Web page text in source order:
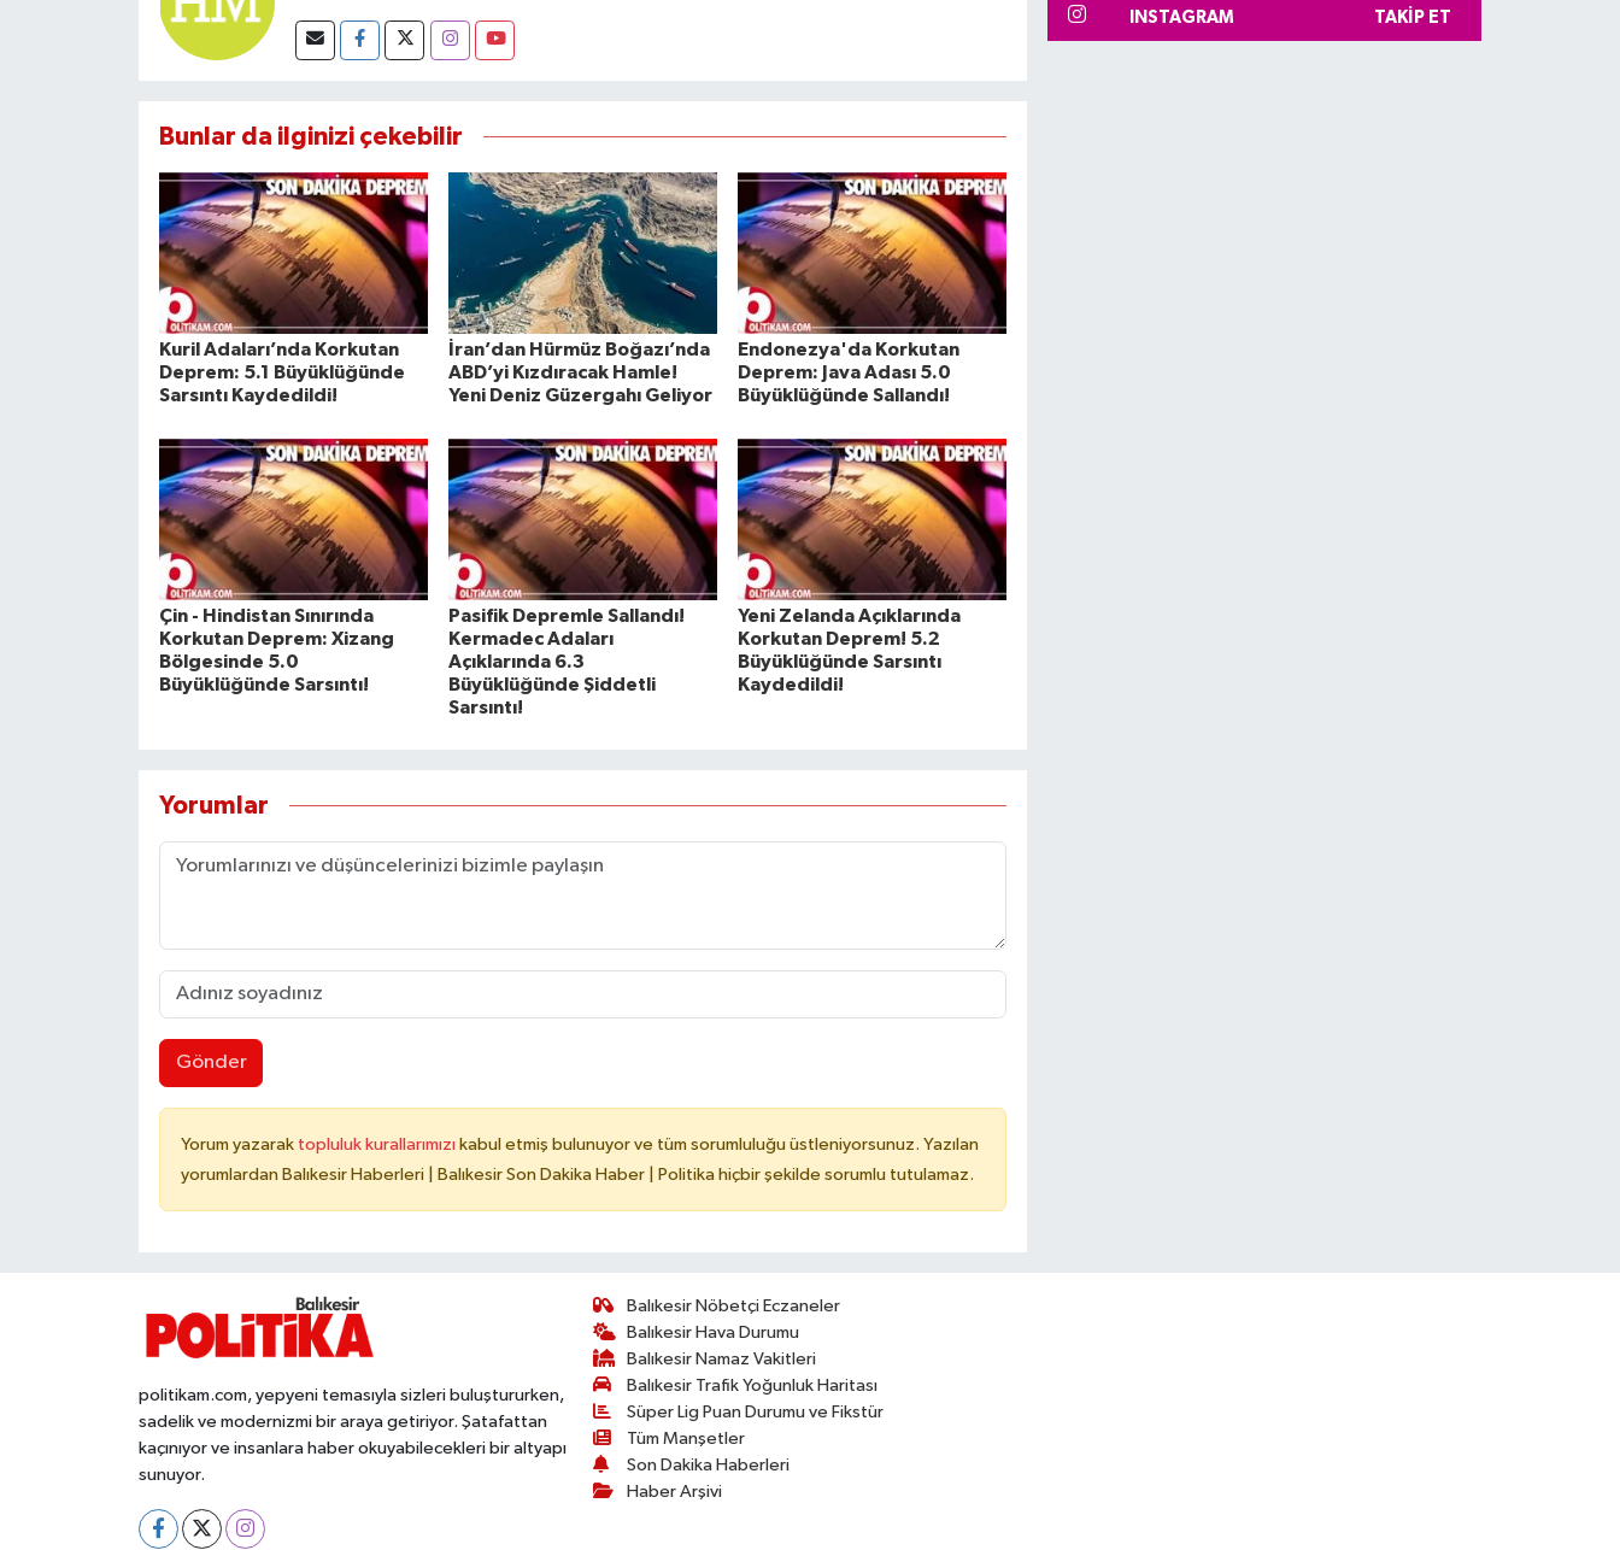
Bunlar da ilginizi çekebilir
Kuril Adaları’nda Korkutan
Deprem: 5.1 Büyüklüğünde
Sarsıntı Kaydedildi!
İran’dan Hürmüz Boğazı’nda
ABD’yi Kızdıracak Hamle!
Yeni Deniz Güzergahı Geliyor
Endonezya'da Korkutan
Deprem: Java Adası 5.0
Büyüklüğünde Sallandı!
Çin - Hindistan Sınırında
Korkutan Deprem: Xizang
Bölgesinde 5.0
Büyüklüğünde Sarsıntı!
Pasifik Depremle Sallandı!
Kermadec Adaları
Açıklarında 6.3
Büyüklüğünde Şiddetli
Sarsıntı!
Yeni Zelanda Açıklarında
Korkutan Deprem! 5.2
Büyüklüğünde Sarsıntı
Kaydedildi!
Yorumlar
Gönder
Yorum yazarak topluluk kurallarımızı kabul etmiş bulunuyor ve tüm sorumluluğu üstleniyorsunuz. Yazılan
yorumlardan Balıkesir Haberleri | Balıkesir Son Dakika Haber | Politika hiçbir şekilde sorumlu tutulamaz.
INSTAGRAM TAKIP ET
politikam.com, yepyeni temasıyla sizleri buluştururken,
sadelik ve modernizmi bir araya getiriyor. Şatafattan
kaçınıyor ve insanlara haber okuyabilecekleri bir altyapı
sunuyor.
Balıkesir Nöbetçi Eczaneler
Balıkesir Hava Durumu
Balıkesir Namaz Vakitleri
Balıkesir Trafik Yoğunluk Haritası
Süper Lig Puan Durumu ve Fikstür
Tüm Manşetler
Son Dakika Haberleri
Haber Arşivi